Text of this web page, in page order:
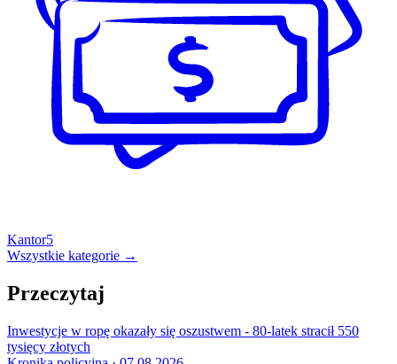
Kantor5
Wszystkie kategorie →
Przeczytaj
Inwestycje w ropę okazały się oszustwem - 80-latek stracił 550
tysięcy złotych